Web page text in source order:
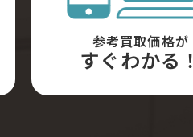
参考買取価格が
すぐわかる！